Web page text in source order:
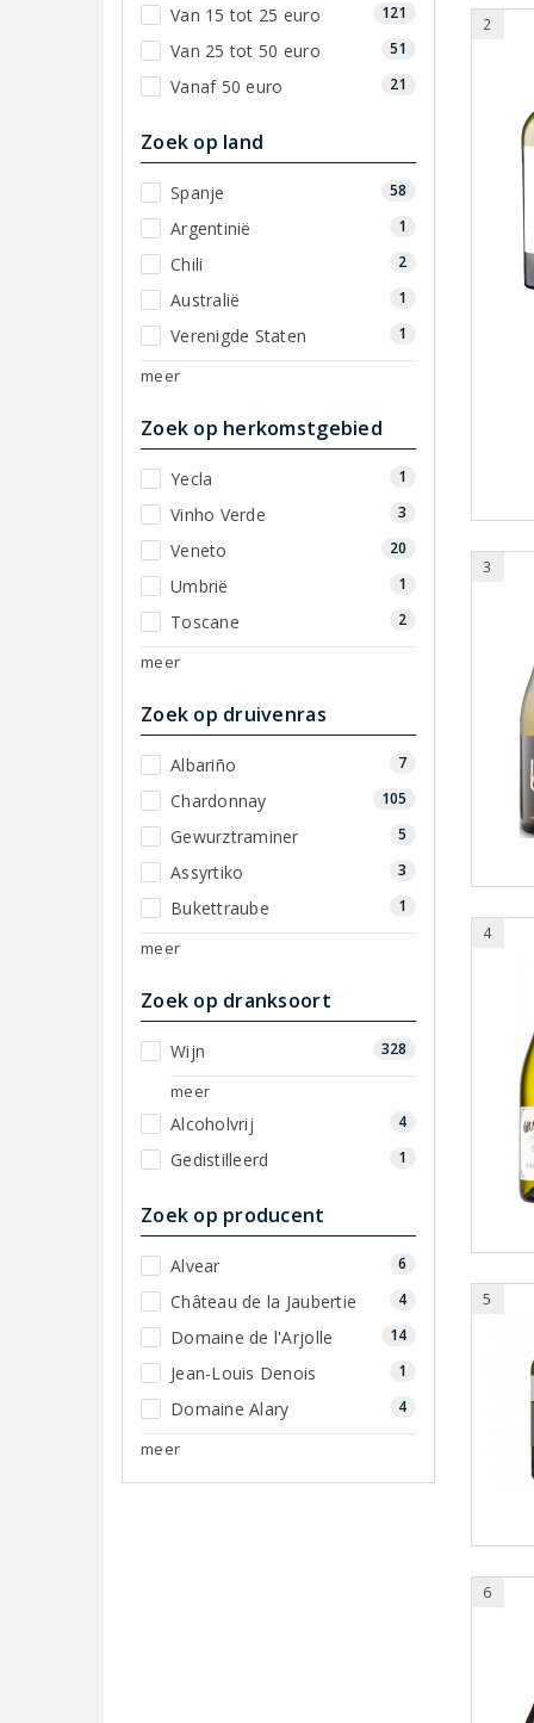
Van 15 tot 25 euro 121
Van 25 tot 50 euro 51
Vanaf 50 euro 21
Zoek op land
Spanje 58
Argentinië 1
Chili 2
Australië 1
Verenigde Staten 1
meer
Zoek op herkomstgebied
Yecla 1
Vinho Verde 3
Veneto 20
Umbrië 1
Toscane 2
meer
Zoek op druivenras
Albariño 7
Chardonnay 105
Gewurztraminer 5
Assyrtiko 3
Bukettraube 1
meer
Zoek op dranksoort
Wijn 328
meer
Alcoholvrij 4
Gedistilleerd 1
Zoek op producent
Alvear 6
Château de la Jaubertie 4
Domaine de l'Arjolle 14
Jean-Louis Denois 1
Domaine Alary 4
meer
2
3
4
5
6